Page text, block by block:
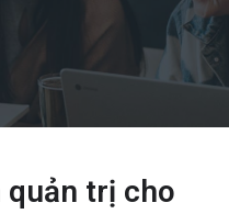
quản trị cho